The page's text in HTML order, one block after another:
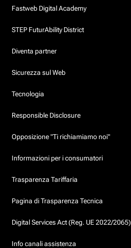
Fastweb Digital Academy
STEP FuturAbility District
Diventa partner
Sicurezza sul Web
Tecnologia
Responsible Disclosure
Opposizione "Ti richiamiamo noi"
Informazioni per i consumatori
Trasparenza Tariffaria
Pagina di Trasparenza Tecnica
Digital Services Act (Reg. UE 2022/2065)
Info canali assistenza